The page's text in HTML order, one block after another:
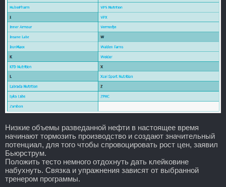
Низкие объемы разведанной нефти в настоящее время
начинают тормозить производство и создают значительный
потенциал, для того чтобы спровоцировать рост цен, заявил
Бьюрструм.
Положить тесто немного отдохнуть дать клейковине
набухнуть. Связка и упражнения зависят от выбранной
тренером программы.